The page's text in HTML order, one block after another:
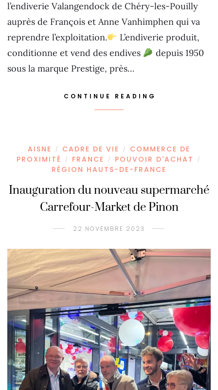
l’endiverie Valangendock de Chéry-les-Pouilly
auprès de François et Anne Vanhimphen qui va
reprendre l’exploitation.
L’endiverie produit,
conditionne et vend des endives
depuis 1950
sous la marque Prestige, près…
CONTINUE READING
AISNE / CADRE DE VIE /
COMMERCE DE
PROXIMITÉ
/ FRANCE / POUVOIR D'ACHAT /
RÉGION HAUTS-DE-FRANCE
Inauguration du nouveau supermarché
Carrefour-Market de Pinon
22 NOVEMBRE 2023